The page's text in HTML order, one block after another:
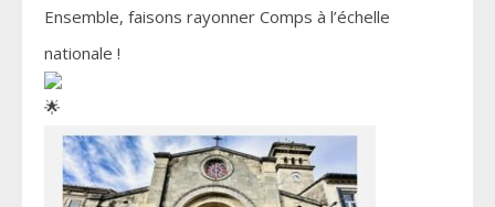
Ensemble, faisons rayonner Comps à l’échelle
nationale !